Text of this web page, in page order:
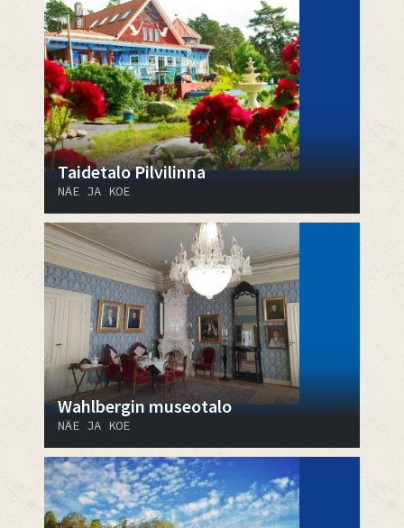
Taidetalo Pilvilinna
NÄE JA KOE
Wahlbergin museotalo
NÄE JA KOE